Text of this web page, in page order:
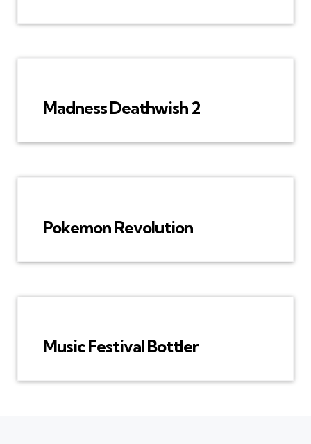
Madness Deathwish 2
Pokemon Revolution
Music Festival Bottler